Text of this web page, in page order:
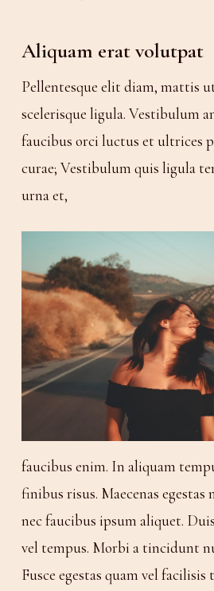
Aliquam erat volutpat
Pellentesque elit diam, mattis
scelerisque ligula. Vestibulum
faucibus orci luctus et ultrices
curae; Vestibulum quis ligula
urna et,
faucibus enim. In aliquam
finibus risus. Maecenas egestas
nec faucibus ipsum aliquet.
vel tempus. Morbi a tincidunt
Fusce egestas quam vel